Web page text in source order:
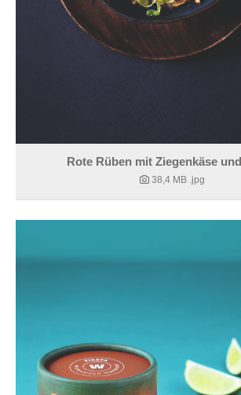
Rote Rüben mit Ziegenkäse
38,4 MB .jpg